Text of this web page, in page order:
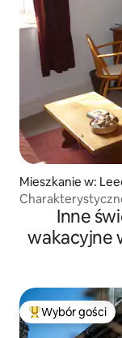
Mieszkanie w:
Inne
wakacyjne
Wybór gości